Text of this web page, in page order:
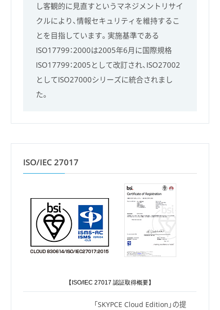
し客観的に見直すというマネジメントリサイ
クルにより、情報セキュリティを維持するこ
とを目指しています。実施基準である
ISO17799：2000は2005年6月に国際規格
ISO17799：2005として改訂され、ISO27002
としてISO27000シリーズに統合されまし
た。
ISO/IEC 27017
【ISO/IEC 27017 認証取得概要】
「SKYPCE Cloud Edition」の提